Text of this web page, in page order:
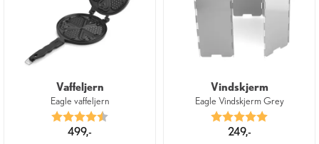
Vaffeljern
Eagle vaffeljern
Karakter:
499,-
Vindskjerm
Eagle Vindskjerm Grey
Karakter:
249,-